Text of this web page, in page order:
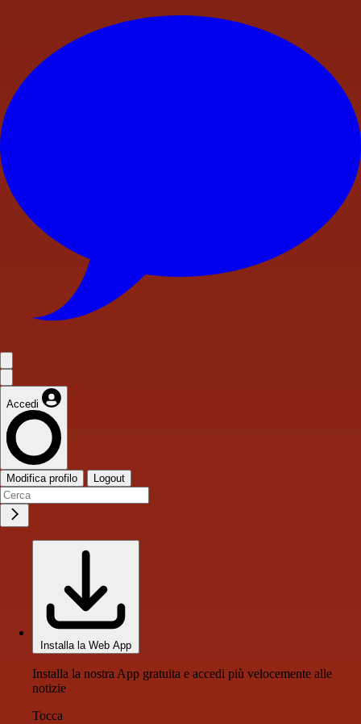
Accedi
Modifica profilo Logout
Installa la Web App
Installa la nostra App gratuita e accedi più velocemente alle
notizie
Tocca